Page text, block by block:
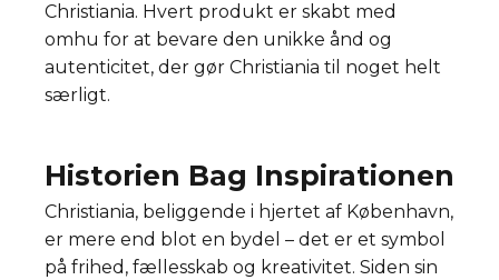
Christiania. Hvert produkt er skabt med
omhu for at bevare den unikke ånd og
autenticitet, der gør Christiania til noget helt
særligt.
Historien Bag Inspirationen
Christiania, beliggende i hjertet af København,
er mere end blot en bydel – det er et symbol
på frihed, fællesskab og kreativitet. Siden sin